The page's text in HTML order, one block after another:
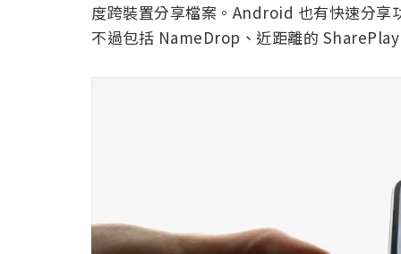
度跨裝置分享檔案。Android 也有快速分
不過包括 NameDrop、近距離的